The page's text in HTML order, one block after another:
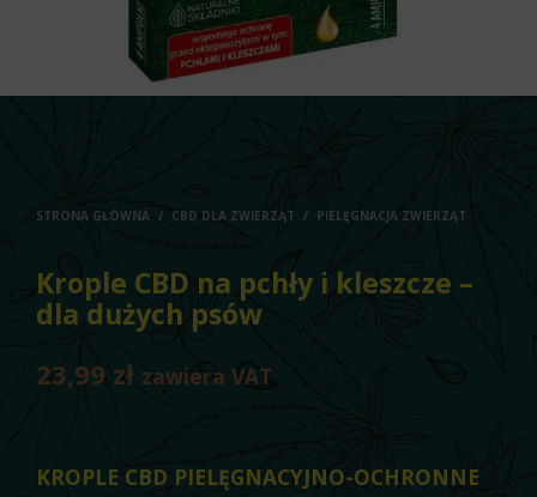
STRONA GŁÓWNA / CBD DLA ZWIERZĄT / PIELĘGNACJA ZWIERZĄT
Krople CBD na pchły i kleszcze –
dla dużych psów
23,99 zł zawiera VAT
KROPLE CBD PIELĘGNACYJNO-OCHRONNE